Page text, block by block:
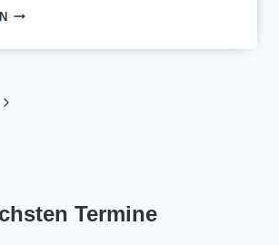
FRÜHJAHRSKONZERT
Nächste
Termine